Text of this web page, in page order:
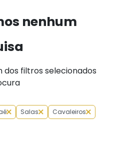
Salas
Cavaleiros
nenhum
filtros selecionados